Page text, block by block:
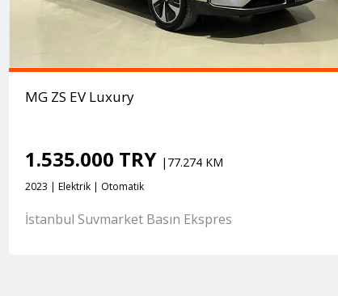
MG ZS EV Luxury
1.535.000 TRY |77.274 KM
2023 | Elektrik | Otomatik
İstanbul Suvmarket Basın Ekspres